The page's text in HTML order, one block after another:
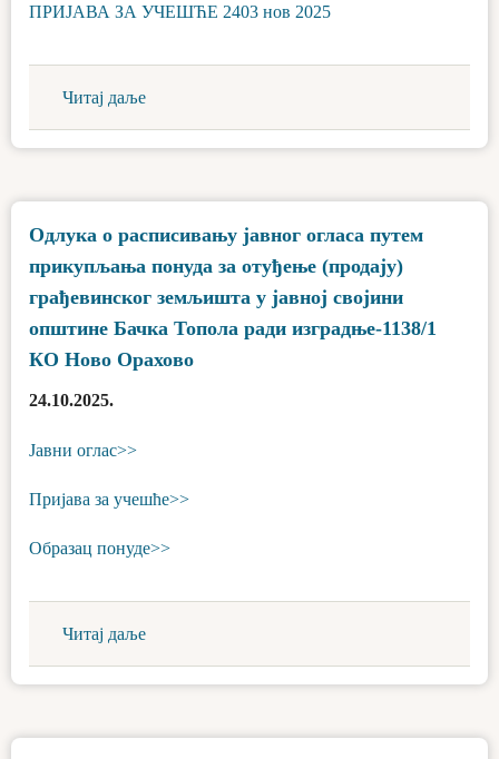
ПРИЈАВА ЗА УЧЕШЋЕ 2403 нов 2025
Читај даље
Одлука о расписивању јавног огласа путем
прикупљања понуда за отуђење (продају)
грађевинског земљишта у јавној својини
општине Бачка Топола ради изградње-1138/1
КО Ново Орахово
24.10.2025.
Јавни оглас>>
Пријава за учешће>>
Образац понуде>>
Читај даље